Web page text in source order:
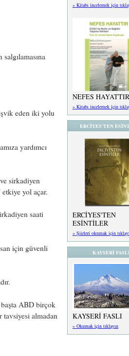
eden iki yolu
yardımcı
sirkadiyen
yol açar.
saati
için güvenli
ABD birçok
tavsiyesi almadan
» Kitabı incelemek için
NEFES HAYATTIR
» Kitabı incelemek için
ERCİYES'TEN
ERCİYES'TEN
ESİNTİLER
» Şiirleri okumak için
KAYSERİ FASLI
KAYSERİ FASLI
» Okumak için tıklayın